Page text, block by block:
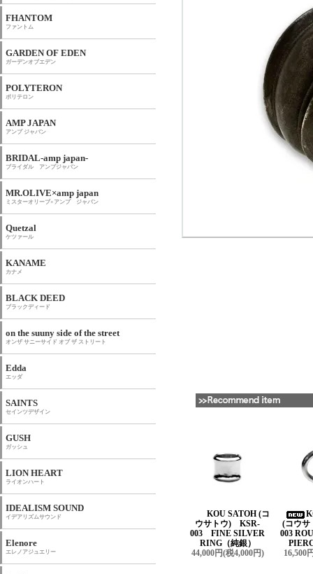
KOU SATOH (コ
ウサトウ) KSR-
003 FINE SILVER
RING（純銀）
44,000円(税4,000円)
(コウ
003
16,500
FHANTOM
ファントム
GARDEN OF EDEN
ガーデンオブエデン
POLYTERON
ポリテロン
AMP JAPAN
アンプ ジャパン
BRIDAL-amp japan-
ブライダル アンプジャパン
MR.OLIVE×amp japan
ミスターオリーブ×アンプ ジャパン
Quetzal
ケツァール
KANAME
カナメ
BLACK DEED
ブラックディード
on the suuny side of the street
オンザ サニーサイド オブ ザ ストリート
Edda
エッダ
SAINTS
セインツデザイン
GUSH
ガッシュ
LION HEART
ライオンハート
IDEALISM SOUND
イデアリズムサウンド
Elenore
エレノアジュエリー